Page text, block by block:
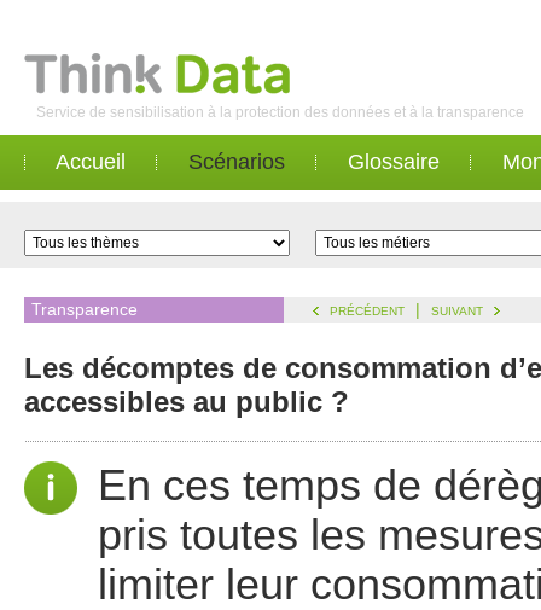
Service de sensibilisation à la protection des données et à la transparence
Accueil Scénarios Glossaire
Transparence PRÉCÉDENT | SUIVANT
Les décomptes de consommation
accessibles au public ?
En ces temps de
pris toutes les
limiter leur